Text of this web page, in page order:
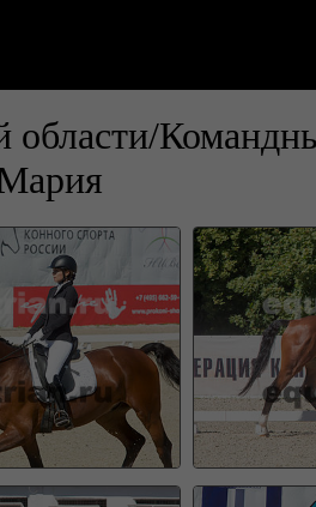
области/